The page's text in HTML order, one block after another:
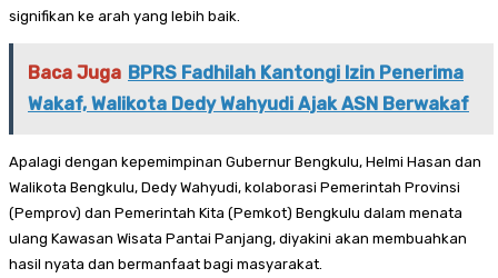
signifikan ke arah yang lebih baik.
Baca Juga BPRS Fadhilah Kantongi Izin Penerima
Wakaf, Walikota Dedy Wahyudi Ajak ASN Berwakaf
Apalagi dengan kepemimpinan Gubernur Bengkulu, Helmi Hasan dan
Walikota Bengkulu, Dedy Wahyudi, kolaborasi Pemerintah Provinsi
(Pemprov) dan Pemerintah Kita (Pemkot) Bengkulu dalam menata
ulang Kawasan Wisata Pantai Panjang, diyakini akan membuahkan
hasil nyata dan bermanfaat bagi masyarakat.